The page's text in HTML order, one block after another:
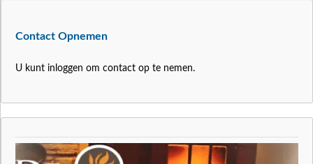
Contact Opnemen
U kunt inloggen om contact op te nemen.